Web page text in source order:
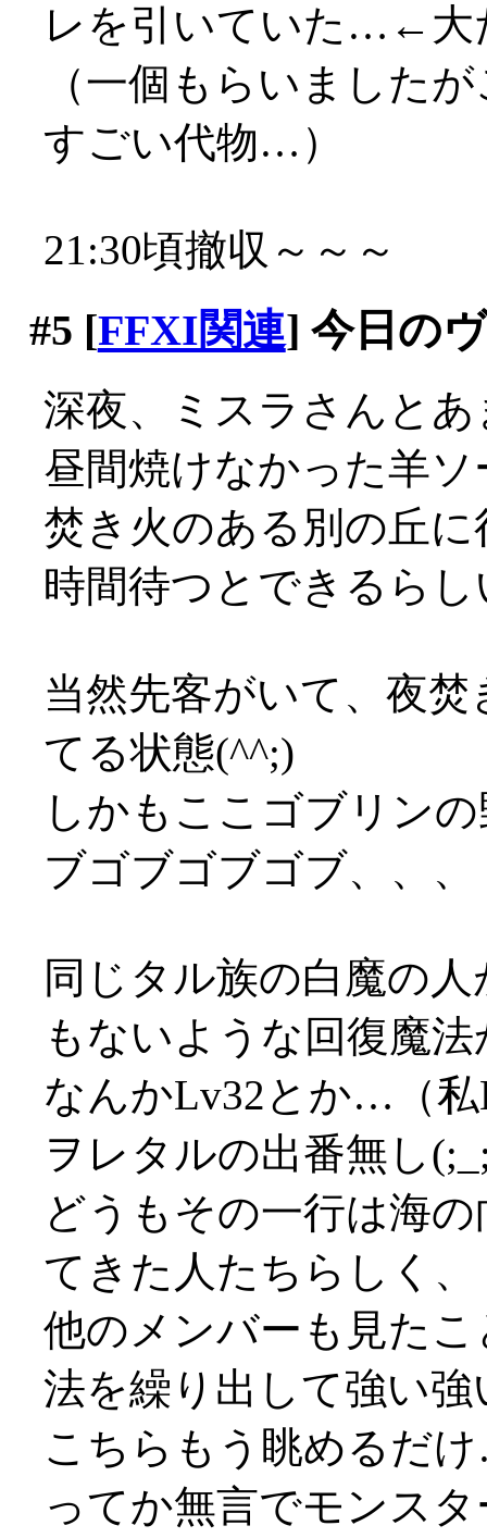
レを引いていた…←大
（一個もらいました
すごい代物…）
21:30頃撤収～～～
#5 [FFXI関連] 今日の
深夜、ミスラさんと
昼間焼けなかった羊
焚き火のある別の丘
時間待つとできるらし
当然先客がいて、夜
てる状態(^^;)
しかもここゴブリン
ブゴブゴブゴブ、、、
同じタル族の白魔の
もないような回復魔
なんかLv32とか…（
ヲレタルの出番無し
どうもその一行は海
てきた人たちらしく、
他のメンバーも見た
法を繰り出して強い強
こちらもう眺めるだ
ってか無言でモンス